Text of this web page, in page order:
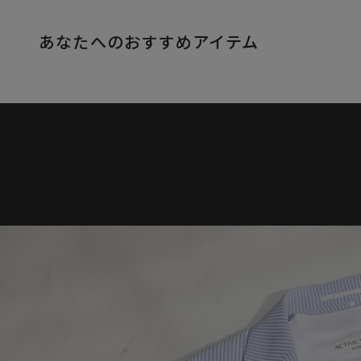
あなたへのおすすめアイテム